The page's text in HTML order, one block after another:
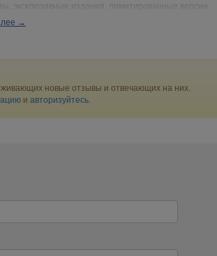
эксклюзивные издания, лимитированные версии
наборы... Ассортимент ароматов
→
новые отзывы и отвечающих на них.
и авторизуйтесь.